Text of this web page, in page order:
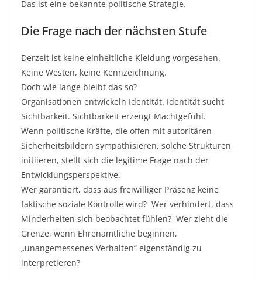
Das ist eine bekannte politische Strategie.
Die Frage nach der nächsten Stufe
Derzeit ist keine einheitliche Kleidung vorgesehen.
Keine Westen, keine Kennzeichnung.
Doch wie lange bleibt das so?
Organisationen entwickeln Identität. Identität sucht
Sichtbarkeit. Sichtbarkeit erzeugt Machtgefühl.
Wenn politische Kräfte, die offen mit autoritären
Sicherheitsbildern sympathisieren, solche Strukturen
initiieren, stellt sich die legitime Frage nach der
Entwicklungsperspektive.
Wer garantiert, dass aus freiwilliger Präsenz keine
faktische soziale Kontrolle wird? Wer verhindert, dass
Minderheiten sich beobachtet fühlen? Wer zieht die
Grenze, wenn Ehrenamtliche beginnen,
„unangemessenes Verhalten“ eigenständig zu
interpretieren?